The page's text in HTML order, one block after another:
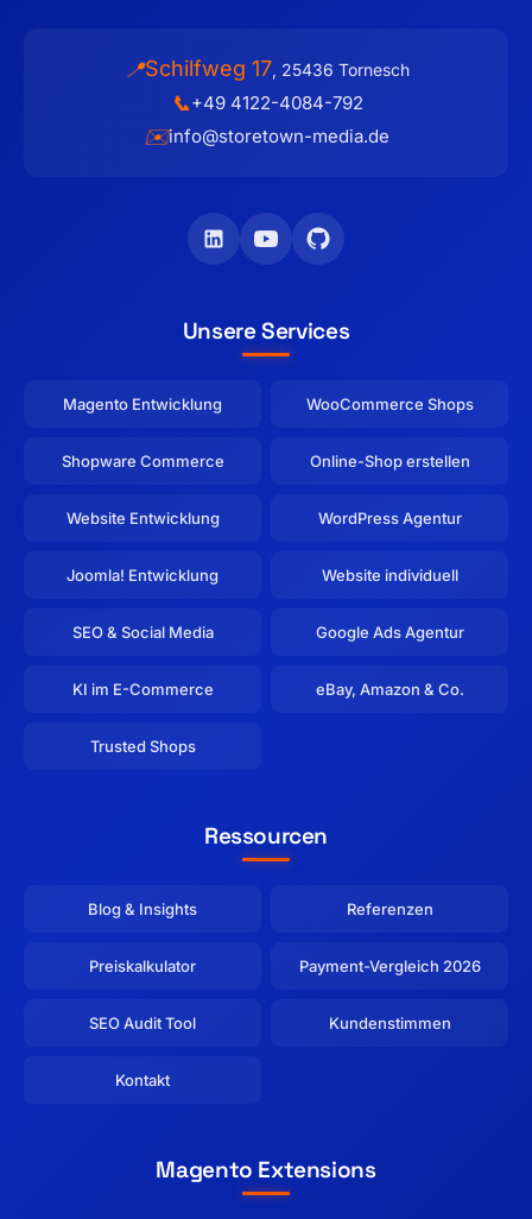
📍Schilfweg 17, 25436 Tornesch
📞+49 4122-4084-792
✉️info@storetown-media.de
Unsere Services
Magento Entwicklung WooCommerce Shops
Shopware Commerce Online-Shop erstellen
Website Entwicklung WordPress Agentur
Joomla! Entwicklung Website individuell
SEO & Social Media Google Ads Agentur
KI im E-Commerce eBay, Amazon & Co.
Trusted Shops
Ressourcen
Blog & Insights Referenzen
Preiskalkulator Payment-Vergleich 2026
SEO Audit Tool Kundenstimmen
Kontakt
Magento Extensions